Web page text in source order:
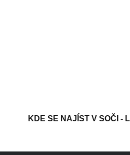
KDE SE NAJÍST V SOČI -